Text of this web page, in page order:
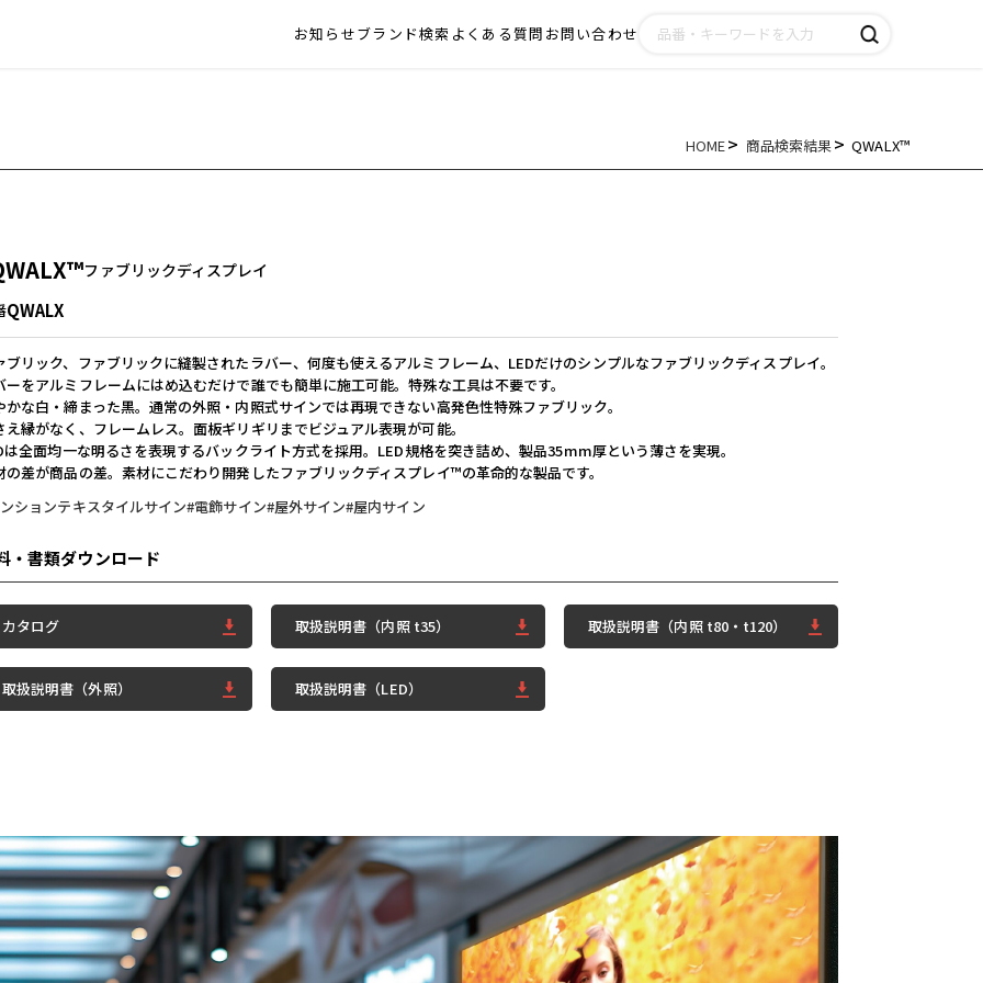
お知らせブランド検索 よくある質問 お問い合わせ
HOME 商品検索結果 QWALX™
ファブリックディスプレイ
QWALX
ブリック、ファブリックに縫製されたラバー、何度も使えるアルミフレーム、LEDだけのシンプルなファブリックディスプレイ。
ーをアルミフレームにはめ込むだけで誰でも簡単に施工可能。特殊な工具は不要です。
かな白・締まった黒。通常の外照・内照式サインでは再現できない高発色性特殊ファブリック。
え縁がなく、フレームレス。面板ギリギリまでビジュアル表現が可能。
は全面均一な明るさを表現するバックライト方式を採用。LED規格を突き詰め、製品35mm厚という薄さを実現。
の差が商品の差。素材にこだわり開発したファブリックディスプレイ™の革命的な製品です。
ションテキスタイルサイン#電飾サイン#屋外サイン#屋内サイン
・書類ダウンロード
カタログ 取扱説明書（内照 t35） 取扱説明書（内照 t80・t120）
取扱説明書（外照） 取扱説明書（LED）